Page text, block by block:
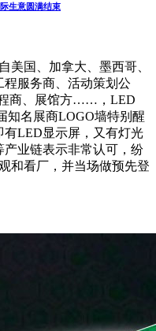
生意圆满结束
美国、加拿大、墨西哥、
服务商、活动策划公
商、展馆方……，LED
知名展商LOGO墙特别醒
有LED显示屏，又有灯光
业链表示非常认可，纷
和看厂，并当场做预先登